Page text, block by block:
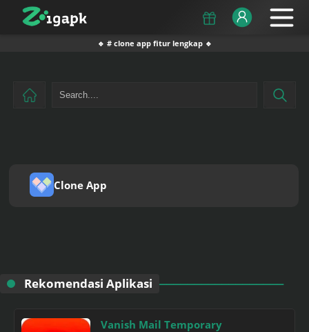
🔹 # clone app fitur lengkap 🔹
Clone App
Rekomendasi Aplikasi
Vanish Mail Temporary